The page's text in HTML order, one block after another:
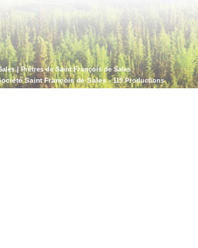
| Prêtres de Saint François de Sales
Saint François de Sales -119 Productions